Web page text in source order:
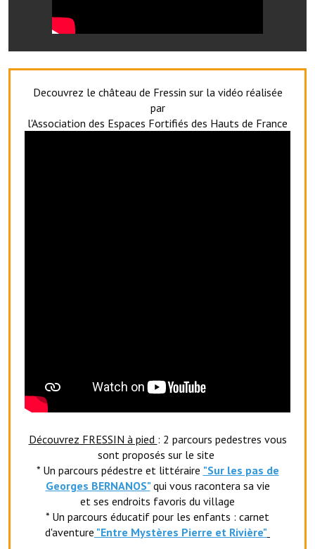
Le village dans l'intercommunalité
Autres groupements
Déchets ménagers, tri sélectif, encombrants
Services publics communaux
Démarches administratives
Urbanisme
Biens à louer
Decouvrez le château de Fressin sur la vidéo réalisée
par
l'Association des Espaces Fortifiés des Hauts de France
Découvrez FRESSIN à pied : 2 parcours pedestres vous
sont proposés sur le site
* Un parcours pédestre et littéraire "Sur les pas de
Georges BERNANOS" qui vous racontera sa vie
et ses endroits favoris du village
* Un parcours éducatif pour les enfants : carnet
d'aventure "Entre Mystères Pierre et Rivière"